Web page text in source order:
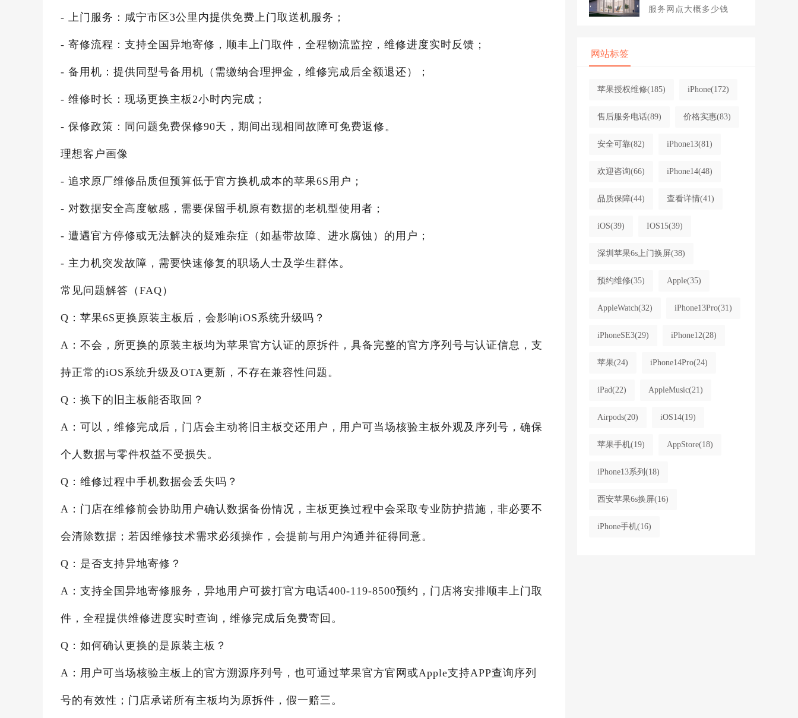
- 上门服务：咸宁市区3公里内提供免费上门取送机服务；
- 寄修流程：支持全国异地寄修，顺丰上门取件，全程物流监控，维修进度实时反馈；
- 备用机：提供同型号备用机（需缴纳合理押金，维修完成后全额退还）；
- 维修时长：现场更换主板2小时内完成；
- 保修政策：同问题免费保修90天，期间出现相同故障可免费返修。
理想客户画像
- 追求原厂维修品质但预算低于官方换机成本的苹果6S用户；
- 对数据安全高度敏感，需要保留手机原有数据的老机型使用者；
- 遭遇官方停修或无法解决的疑难杂症（如基带故障、进水腐蚀）的用户；
- 主力机突发故障，需要快速修复的职场人士及学生群体。
常见问题解答（FAQ）
Q：苹果6S更换原装主板后，会影响iOS系统升级吗？
A：不会，所更换的原装主板均为苹果官方认证的原拆件，具备完整的官方序列号与认证信息，支
持正常的iOS系统升级及OTA更新，不存在兼容性问题。
Q：换下的旧主板能否取回？
A：可以，维修完成后，门店会主动将旧主板交还用户，用户可当场核验主板外观及序列号，确保
个人数据与零件权益不受损失。
Q：维修过程中手机数据会丢失吗？
A：门店在维修前会协助用户确认数据备份情况，主板更换过程中会采取专业防护措施，非必要不
会清除数据；若因维修技术需求必须操作，会提前与用户沟通并征得同意。
Q：是否支持异地寄修？
A：支持全国异地寄修服务，异地用户可拨打官方电话400-119-8500预约，门店将安排顺丰上门取
件，全程提供维修进度实时查询，维修完成后免费寄回。
Q：如何确认更换的是原装主板？
A：用户可当场核验主板上的官方溯源序列号，也可通过苹果官方官网或Apple支持APP查询序列
号的有效性；门店承诺所有主板均为原拆件，假一赔三。
服务网点大概多少钱
网站标签
苹果授权维修(185) iPhone(172)
售后服务电话(89) 价格实惠(83)
安全可靠(82) iPhone13(81)
欢迎咨询(66) iPhone14(48)
品质保障(44) 查看详情(41)
iOS(39) IOS15(39)
深圳苹果6s上门换屏(38)
预约维修(35) Apple(35)
AppleWatch(32) iPhone13Pro(31)
iPhoneSE3(29) iPhone12(28)
苹果(24) iPhone14Pro(24)
iPad(22) AppleMusic(21)
Airpods(20) iOS14(19)
苹果手机(19) AppStore(18)
iPhone13系列 (18)
西安苹果6s换屏(16)
iPhone手机(16)